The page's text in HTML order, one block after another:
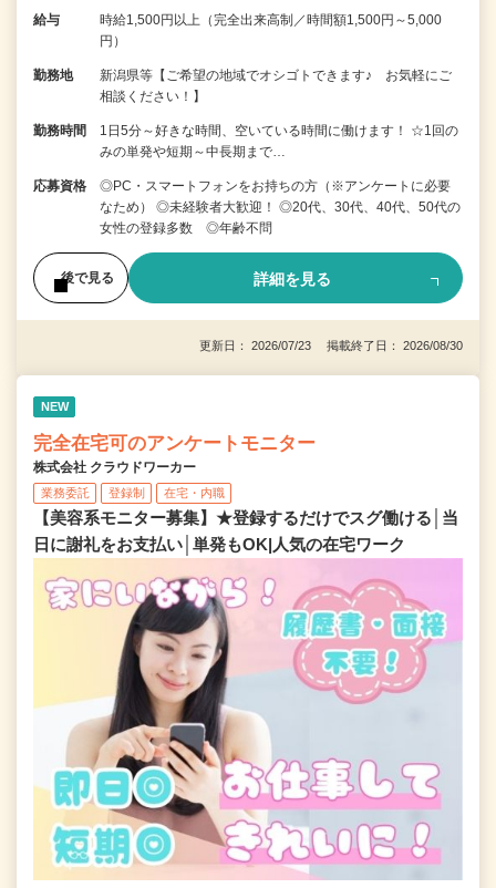
給与
時給1,500円以上（完全出来高制／時間額1,500円～5,000
円）
勤務地
新潟県等【ご希望の地域でオシゴトできます♪ お気軽にご
相談ください！】
勤務時間
1日5分～好きな時間、空いている時間に働けます！ ☆1回の
みの単発や短期～中長期まで…
応募資格
◎PC・スマートフォンをお持ちの方（※アンケートに必要
なため） ◎未経験者大歓迎！ ◎20代、30代、40代、50代の
女性の登録多数 ◎年齢不問
後で見る 詳細を見る
更新日： 2026/07/23 掲載終了日： 2026/08/30
NEW
完全在宅可のアンケートモニター
株式会社 クラウドワーカー
業務委託 登録制 在宅・内職
【美容系モニター募集】★登録するだけでスグ働ける│当
日に謝礼をお支払い│単発もOK|人気の在宅ワーク